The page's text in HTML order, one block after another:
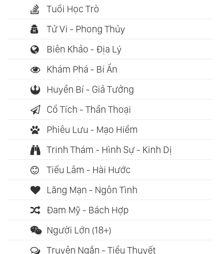
Tuổi Học Trò
Tử Vi - Phong Thủy
Biên Khảo - Địa Lý
Khám Phá - Bí Ẩn
Huyền Bí - Giả Tưởng
Cổ Tích - Thần Thoại
Phiêu Lưu - Mạo Hiểm
Trinh Thám - Hình Sự - Kinh Dị
Tiếu Lâm - Hài Hước
Lãng Mạn - Ngôn Tình
Đam Mỹ - Bách Hợp
Người Lớn (18+)
Truyện Ngắn - Tiểu Thuyết